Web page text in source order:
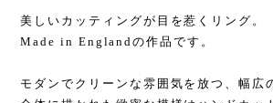
美しいカッティングが目を惹くリング。
Made in Englandの作品です。
モダンでクリーンな雰囲気を放つ、幅広